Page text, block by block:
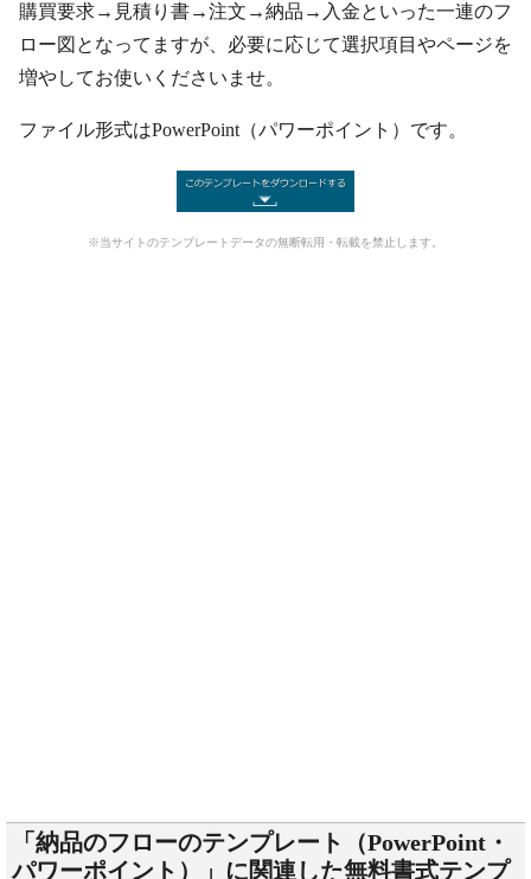
購買要求→見積り書→注文→納品→入金といった一連のフ
ロー図となってますが、必要に応じて選択項目やページを
増やしてお使いくださいませ。
ファイル形式はPowerPoint（パワーポイント）です。
※当サイトのテンプレートデータの無断転用・転載を禁止します。
「納品のフローのテンプレート（PowerPoint・
パワーポイント）」に関連した無料書式テンプ